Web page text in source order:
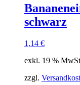
schwarz
1,14 €
exkl. 19 %
zzgl.